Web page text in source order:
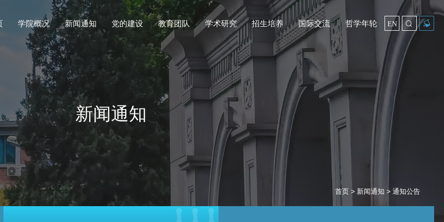
EN 
学院概况 新闻通知 党的建设 教育团队 学术研究 招生培养 国际交流 哲学年轮
新闻通知
首页 > 新闻通知 > 通知公告